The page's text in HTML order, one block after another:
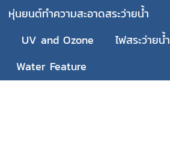
หุ่นยนต์ทำความสะอาดสระว่ายน้ำ
UV and Ozone ไฟสระว่ายน้ำ
Water Feature